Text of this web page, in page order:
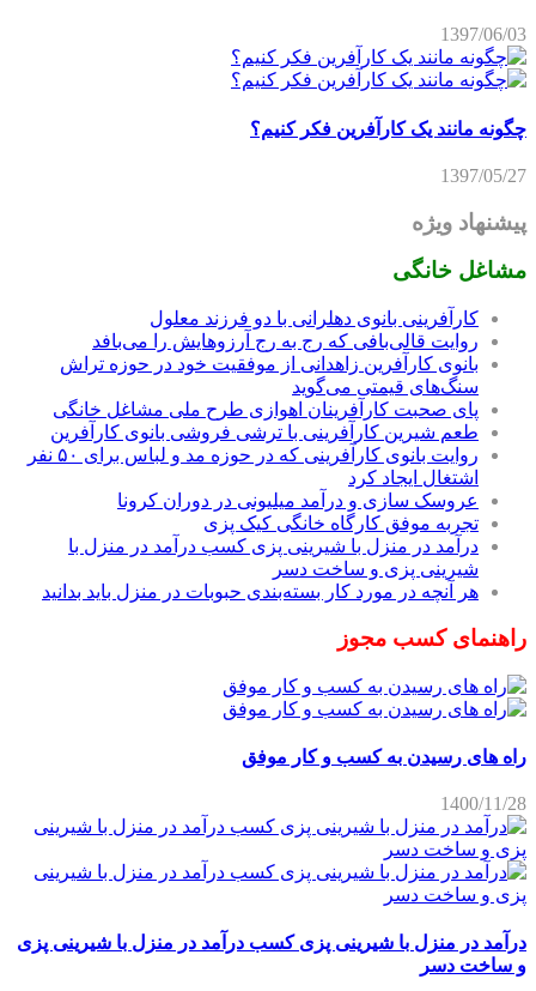
1397/06/03
چگونه مانند یک کارآفرین فکر کنیم؟
1397/05/27
پیشنهاد ویژه
مشاغل خانگی
کارآفرینی بانوی دهلرانی با دو فرزند معلول
روایت قالی‌بافی که رج به رج آرزوهایش را می‌بافد
بانوی کارآفرین زاهدانی از موفقیت خود در حوزه تراش
سنگ‌های قیمتی می‌گوید
پای صحبت کارآفرینان اهوازی طرح ملی مشاغل خانگی
طعم شیرین کارآفرینی با ترشی فروشی بانوی کارآفرین
روایت بانوی کارآفرینی که در حوزه مد و لباس برای ۵۰ نفر
اشتغال ایجاد کرد
عروسک سازی و درآمد میلیونی در دوران کرونا
تجربه موفق کارگاه خانگی کیک پزی
درآمد در منزل با شیرینی پزی کسب درآمد در منزل با
شیرینی پزی و ساخت دسر
هر آنچه در مورد کار بسته‌بندی حبوبات در منزل باید بدانید
راهنمای کسب مجوز
راه های رسیدن به کسب و کار موفق
1400/11/28
درآمد در منزل با شیرینی پزی کسب درآمد در منزل با شیرینی پزی
و ساخت دسر